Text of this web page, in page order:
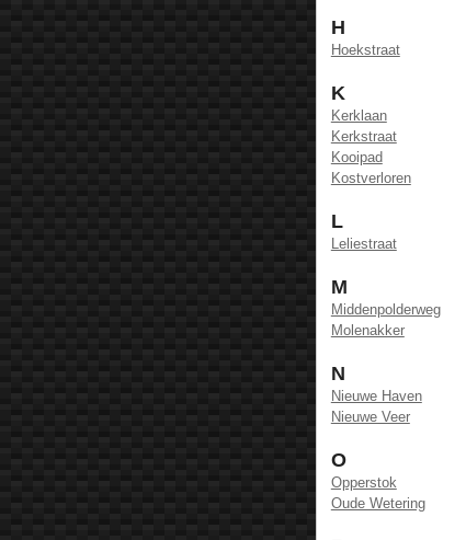
H
Hoekstraat
K
Kerklaan
Kerkstraat
Kooipad
Kostverloren
L
Leliestraat
M
Middenpolderweg
Molenakker
N
Nieuwe Haven
Nieuwe Veer
O
Opperstok
Oude Wetering